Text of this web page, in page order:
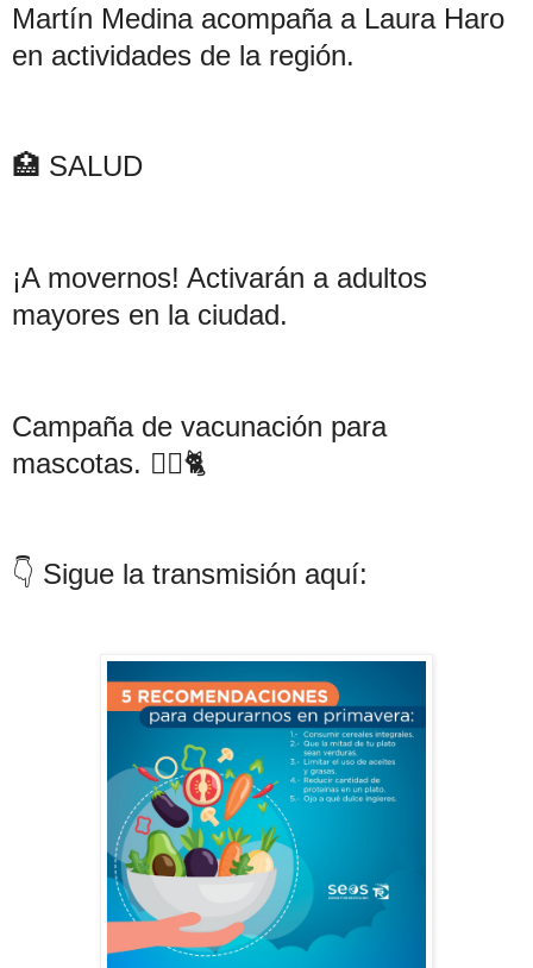
Martín Medina acompaña a Laura Haro
en actividades de la región.
🏥 SALUD
¡A movernos! Activarán a adultos
mayores en la ciudad.
Campaña de vacunación para
mascotas. 🐕‍🦺🐈
👇 Sigue la transmisión aquí: